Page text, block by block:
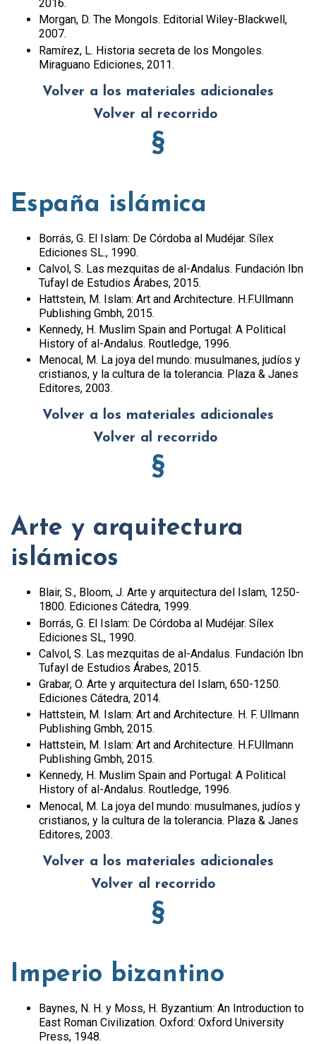
2016.
Morgan, D. The Mongols. Editorial Wiley-Blackwell,
2007.
Ramírez, L. Historia secreta de los Mongoles.
Miraguano Ediciones, 2011.
Volver a los materiales adicionales
Volver al recorrido
§
España islámica
Borrás, G. El Islam: De Córdoba al Mudéjar. Sílex
Ediciones SL., 1990.
Calvol, S. Las mezquitas de al-Andalus. Fundación Ibn
Tufayl de Estudios Árabes, 2015.
Hattstein, M. Islam: Art and Architecture. H.F.Ullmann
Publishing Gmbh, 2015.
Kennedy, H. Muslim Spain and Portugal: A Political
History of al-Andalus. Routledge, 1996.
Menocal, M. La joya del mundo: musulmanes, judíos y
cristianos, y la cultura de la tolerancia. Plaza & Janes
Editores, 2003.
Volver a los materiales adicionales
Volver al recorrido
§
Arte y arquitectura
islámicos
Blair, S., Bloom, J. Arte y arquitectura del Islam, 1250-
1800. Ediciones Cátedra, 1999.
Borrás, G. El Islam: De Córdoba al Mudéjar. Sílex
Ediciones SL, 1990.
Calvol, S. Las mezquitas de al-Andalus. Fundación Ibn
Tufayl de Estudios Árabes, 2015.
Grabar, O. Arte y arquitectura del Islam, 650-1250.
Ediciones Cátedra, 2014.
Hattstein, M. Islam: Art and Architecture. H. F. Ullmann
Publishing Gmbh, 2015.
Hattstein, M. Islam: Art and Architecture. H.F.Ullmann
Publishing Gmbh, 2015.
Kennedy, H. Muslim Spain and Portugal: A Political
History of al-Andalus. Routledge, 1996.
Menocal, M. La joya del mundo: musulmanes, judíos y
cristianos, y la cultura de la tolerancia. Plaza & Janes
Editores, 2003.
Volver a los materiales adicionales
Volver al recorrido
§
Imperio bizantino
Baynes, N. H. y Moss, H. Byzantium: An Introduction to
East Roman Civilization. Oxford: Oxford University
Press, 1948.